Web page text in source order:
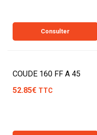
Consulter
COUDE 160 FF A 45
52.85€ TTC